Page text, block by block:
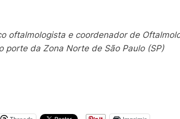
oftalmologista e coordenador de
porte da Zona Norte de São Paulo (SP)